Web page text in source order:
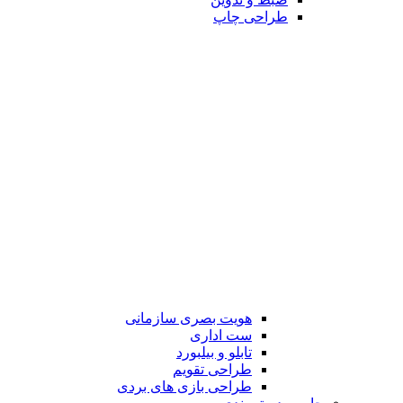
طراحی چاپ
هویت بصری سازمانی
ست اداری
تابلو و بیلبورد
طراحی تقویم
طراحی بازی های بردی